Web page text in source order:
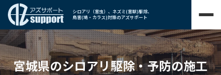
シロアリ（害虫）、ネズミ(害獣)駆除、
鳥害(鳩・カラス)対策のアズサポート
宮城県のシロアリ駆除・予防の施工